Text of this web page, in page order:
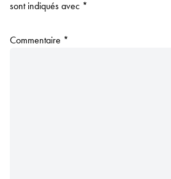
sont indiqués avec *
Commentaire *